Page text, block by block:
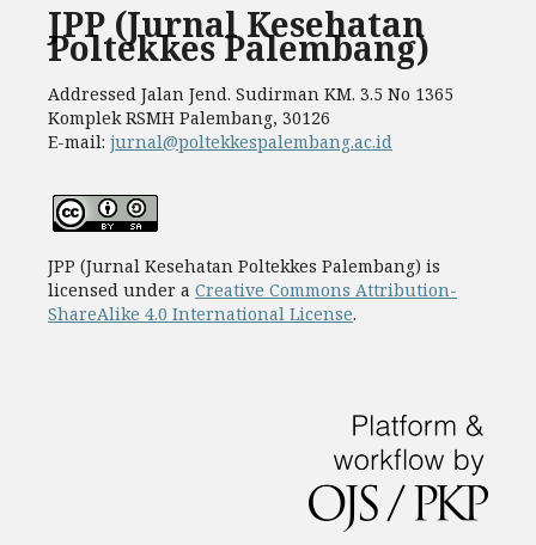
JPP (Jurnal Kesehatan
Poltekkes Palembang)
Addressed Jalan Jend. Sudirman KM. 3.5 No 1365
Komplek RSMH Palembang, 30126
E-mail: jurnal@poltekkespalembang.ac.id
JPP (Jurnal Kesehatan Poltekkes Palembang) is
licensed under a Creative Commons Attribution-
ShareAlike 4.0 International License.